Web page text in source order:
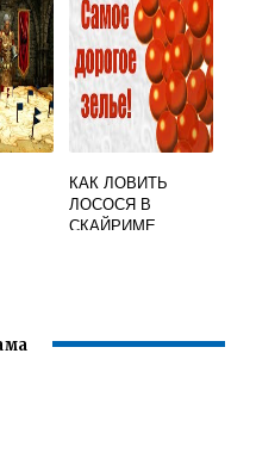
КАК ЛОВИТЬ
ЛОСОСЯ В
СКАЙРИМЕ